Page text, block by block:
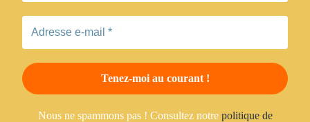
Nous ne spammons pas ! Consultez notre politique de